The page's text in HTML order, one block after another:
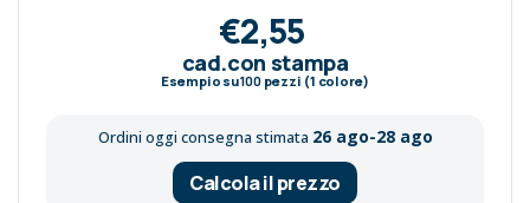
€2,55
cad.con stampa
Esempio su100pezzi (1 colore)
Ordini oggi consegna stimata 26 ago-28 ago
Calcola il prezzo